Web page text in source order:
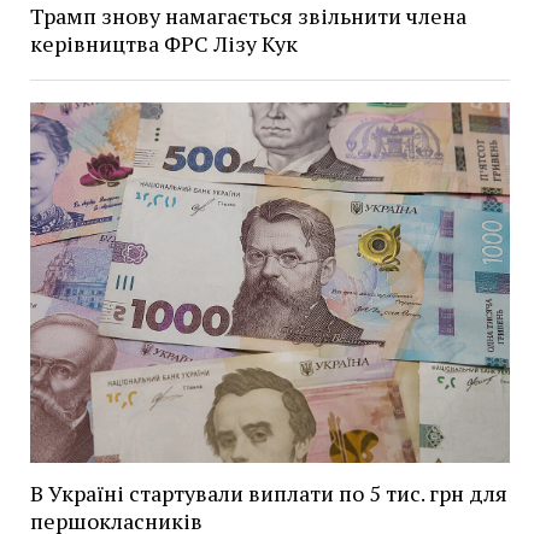
Трамп знову намагається звільнити члена
керівництва ФРС Лізу Кук
В Україні стартували виплати по 5 тис. грн для
першокласників